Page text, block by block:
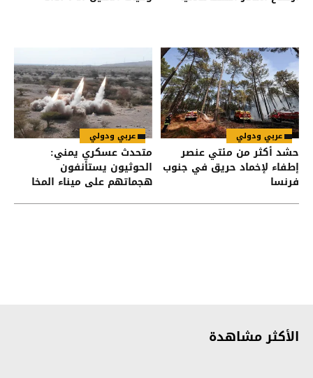
عربي ودولي
حشد أكثر من مئتي عنصر
إطفاء لإخماد حريق في جنوب
فرنسا
عربي ودولي
متحدث عسكري يمني:
الحوثيون يستأنفون
هجماتهم على ميناء المخا
الأكثر مشاهدة